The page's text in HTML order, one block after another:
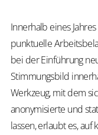
Innerhalb eines
punktuelle
bei der Einführung
Stimmungsbild
Werkzeug, mit dem
anonymisierte und
lassen,erlaubt es, auf